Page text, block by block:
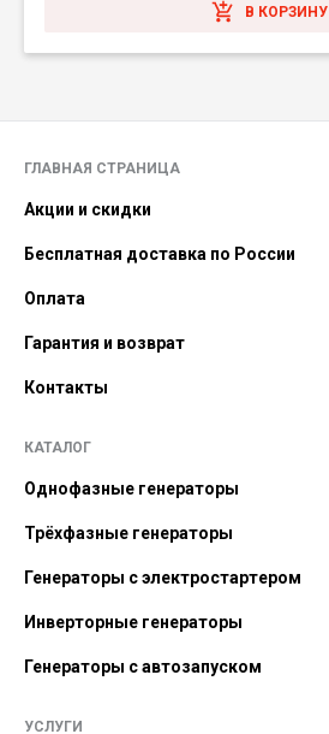
В КОРЗИНУ
ГЛАВНАЯ СТРАНИЦА
Акции и скидки
Бесплатная доставка по России
Оплата
Гарантия и возврат
Контакты
КАТАЛОГ
Однофазные генераторы
Трёхфазные генераторы
Генераторы с электростартером
Инверторные генераторы
Генераторы с автозапуском
УСЛУГИ